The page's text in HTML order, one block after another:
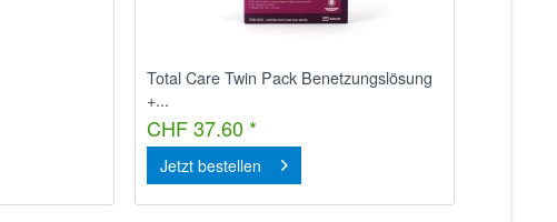
Total Care Twin Pack Benetzungslösung
+...
CHF 37.60 *
Jetzt bestellen